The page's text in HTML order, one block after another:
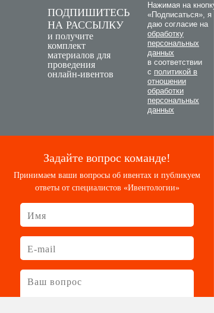
ПОДПИШИТЕСЬ
НА РАССЫЛКУ
и получите
комплект
материалов для
проведения
онлайн-ивентов
Нажимая на кнопку
«Подписаться», я
даю согласие на
обработку
персональных
данных
в соответствии
с политикой в
отношении
обработки
персональных
данных
Задайте вопрос команде!
Принимаем ваши вопросы об ивентах и публикуем
ответы от специалистов «Ивентологии»